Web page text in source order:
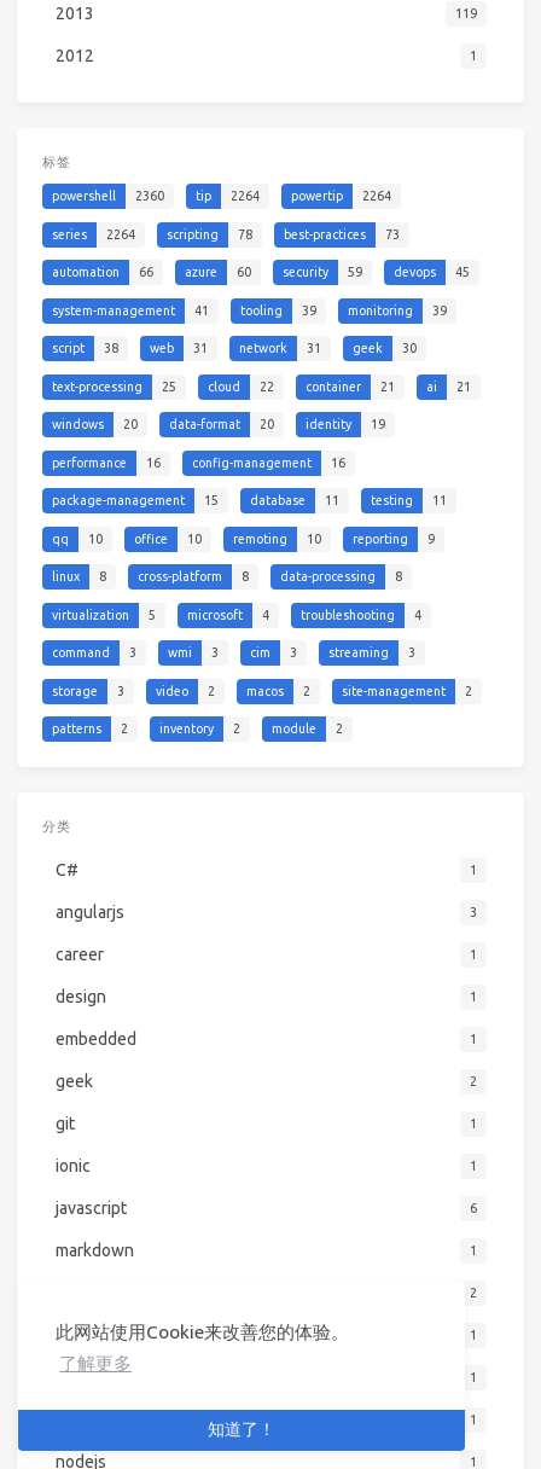
此网站使用Cookie来改善您的体验。
了解更多
知道了！
2013 119
2012 1
标签
powershell 2360 tip 2264 powertip 2264
series 2264 scripting 78 best-practices 73
automation 66 azure 60 security 59 devops 45
system-management 41 tooling 39 monitoring 39
script 38 web 31 network 31 geek 30
text-processing 25 cloud 22 container 21 ai 21
windows 20 data-format 20 identity 19
performance 16 config-management 16
package-management 15 database 11 testing 11
qq 10 office 10 remoting 10 reporting 9
linux 8 cross-platform 8 data-processing 8
virtualization 5 microsoft 4 troubleshooting 4
command 3 wmi 3 cim 3 streaming 3
storage 3 video 2 macos 2 site-management 2
patterns 2 inventory 2 module 2
分类
C# 1
angularjs 3
career 1
design 1
embedded 1
geek 2
git 1
ionic 1
javascript 6
markdown 1
2
mvp 1
network 1
1
nodejs 1